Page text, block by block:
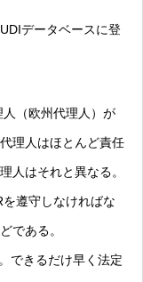
データベースに登
（欧州代理人）が
理人はほとんど責任
人はそれと異なる。
遵守しなければな
である。
できるだけ早く法定